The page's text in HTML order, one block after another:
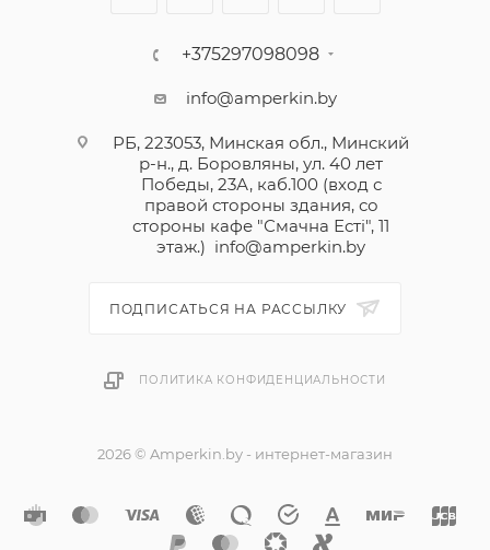
+375297098098
info@amperkin.by
РБ, 223053, Минская обл., Минский
р-н., д. Боровляны, ул. 40 лет
Победы, 23А, каб.100 (вход с
правой стороны здания, со
стороны кафе "Смачна Естi", 11
этаж.) info@amperkin.by
ПОДПИСАТЬСЯ НА РАССЫЛКУ
ПОЛИТИКА КОНФИДЕНЦИАЛЬНОСТИ
2026 © Amperkin.by - интернет-магазин